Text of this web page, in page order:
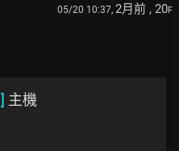
05/20 10:37, 2月前 , 20F
] 主機